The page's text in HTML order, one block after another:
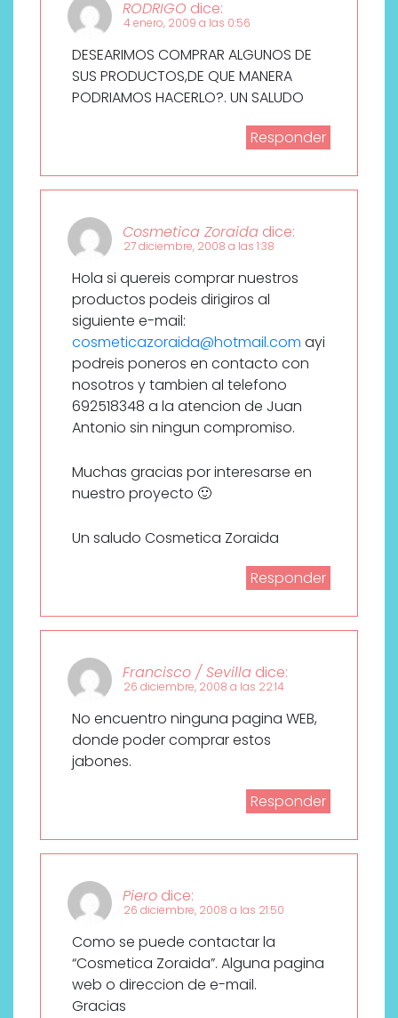
RODRIGO dice:
4 enero, 2009 a las 0:56
DESEARIMOS COMPRAR ALGUNOS DE
SUS PRODUCTOS,DE QUE MANERA
PODRIAMOS HACERLO?. UN SALUDO
Responder
Cosmetica Zoraida dice:
27 diciembre, 2008 a las 1:38
Hola si quereis comprar nuestros
productos podeis dirigiros al
siguiente e-mail:
cosmeticazoraida@hotmail.com ayi
podreis poneros en contacto con
nosotros y tambien al telefono
692518348 a la atencion de Juan
Antonio sin ningun compromiso.
Muchas gracias por interesarse en
nuestro proyecto 🙂
Un saludo Cosmetica Zoraida
Responder
Francisco / Sevilla dice:
26 diciembre, 2008 a las 22:14
No encuentro ninguna pagina WEB,
donde poder comprar estos
jabones.
Responder
Piero dice:
26 diciembre, 2008 a las 21:50
Como se puede contactar la
“Cosmetica Zoraida”. Alguna pagina
web o direccion de e-mail.
Gracias